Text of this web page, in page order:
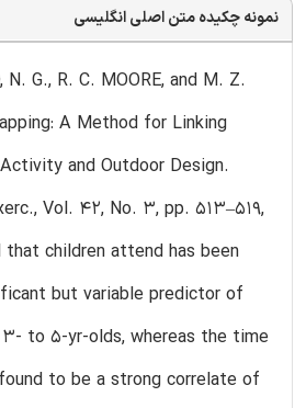
نمونه چکیده متن اصلی انگلیسی
N. G., R. C. MOORE, and M. Z.
A Method for Linking
and Outdoor Design.
Vol. 42, No. 3, pp. 513–519,
that children attend has been
but variable predictor of
to 5-yr-olds, whereas the time
to be a strong correlate of